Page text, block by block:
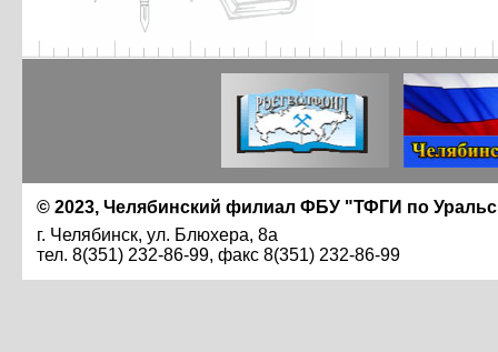
© 2023, Челябинский филиал ФБУ "ТФГИ по
г. Челябинск, ул. Блюхера, 8а
тел. 8(351) 232-86-99, факс 8(351) 232-86-99